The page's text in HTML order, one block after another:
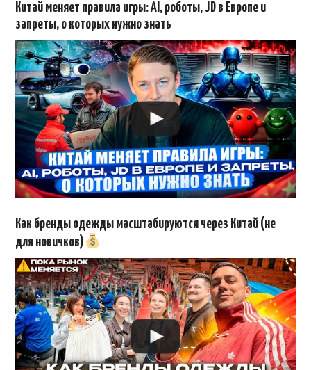
Китай меняет правила игры: AI, роботы, JD в Европе и
запреты, о которых нужно знать
Как бренды одежды масштабируются через Китай (не
для новичков)